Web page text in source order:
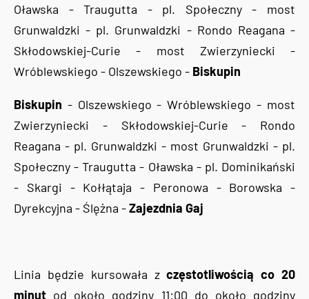
Oławska - Traugutta - pl. Społeczny - most
Grunwaldzki - pl. Grunwaldzki - Rondo Reagana -
Skłodowskiej-Curie - most Zwierzyniecki -
Wróblewskiego - Olszewskiego - Biskupin
Biskupin - Olszewskiego - Wróblewskiego - most
Zwierzyniecki - Skłodowskiej-Curie - Rondo
Reagana - pl. Grunwaldzki - most Grunwaldzki - pl.
Społeczny - Traugutta - Oławska - pl. Dominikański
- Skargi - Kołłątaja - Peronowa - Borowska -
Dyrekcyjna - Ślężna -Zajezdnia Gaj
Linia będzie kursowała zczęstotliwością co 20
minut od około godziny 11:00 do około godziny